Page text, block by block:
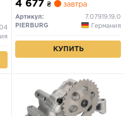
4 677 ₴ завтра
Артикул:
7.07919.19.0
PIERBURG
Германия
КУПИТЬ